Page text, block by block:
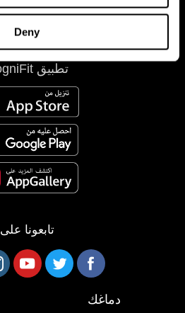
Deny
تطبيق CogniFit
تابعونا على
دماغك